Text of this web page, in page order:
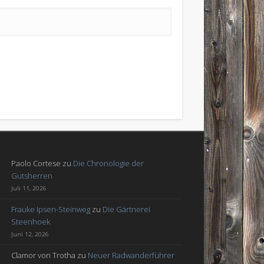
Paolo Cortese zu Die Chronologie der
Gutsherren
Juli 11, 2026
Frauke Ipsen-Steinweg zu Die Gärtnerei
Steenhoek
Juni 12, 2026
Clamor von Trotha zu Neuer Radwanderführer